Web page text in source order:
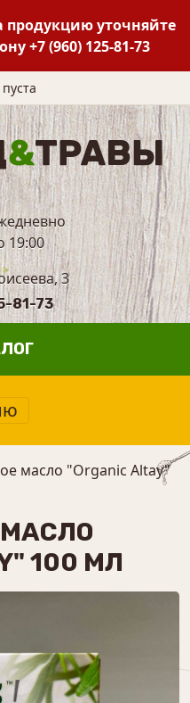
продукцию уточняйте
+7 (960) 125-81-73
19:00
3
81-73
масло "Organic Altay"
100 МЛ